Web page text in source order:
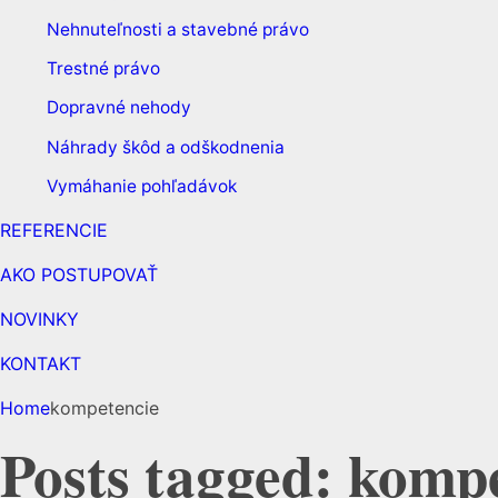
Nehnuteľnosti a stavebné právo
Trestné právo
Dopravné nehody
Náhrady škôd a odškodnenia
Vymáhanie pohľadávok
REFERENCIE
AKO POSTUPOVAŤ
NOVINKY
KONTAKT
Homekompetencie
Posts tagged: